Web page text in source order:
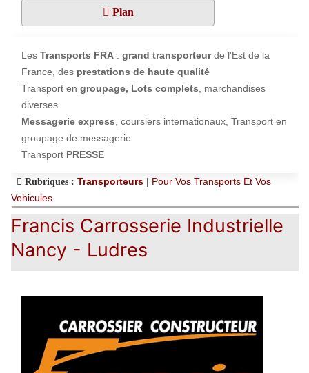
Plan
Les Transports FRA : grand transporteurde l'Est de la
France, des prestations de haute qualité
Transport en groupage, Lots complets , marchandises
diverses
Messagerie express , coursiers internationaux, Transport en
groupage de messagerie
Transport PRESSE
Rubriques : Transporteurs | Pour Vos Transports Et Vos
Vehicules
Francis Carrosserie Industrielle
Nancy - Ludres